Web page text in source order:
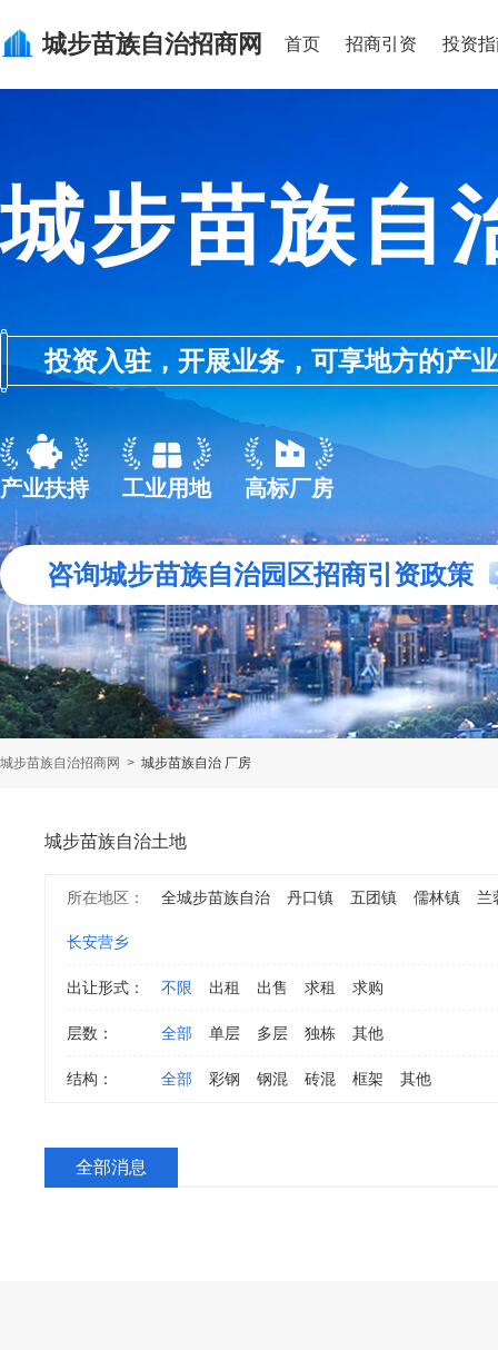
城步苗族自治招商网 首页 招商引资 投资
城步苗族自
投资入驻，开展业务，可享地方的产
产业扶持 工业用地 高标厂房
咨询城步苗族自治园区招商引资政策
城步苗族自治招商网 > 城步苗族自治 厂房
城步苗族自治土地
所在地区： 全城步苗族自治 丹口镇 五团镇 儒林镇 兰
长安营乡
出让形式： 不限 出租 出售 求租 求购
层数： 全部 单层 多层 独栋 其他
结构： 全部 彩钢 钢混 砖混 框架 其他
全部消息